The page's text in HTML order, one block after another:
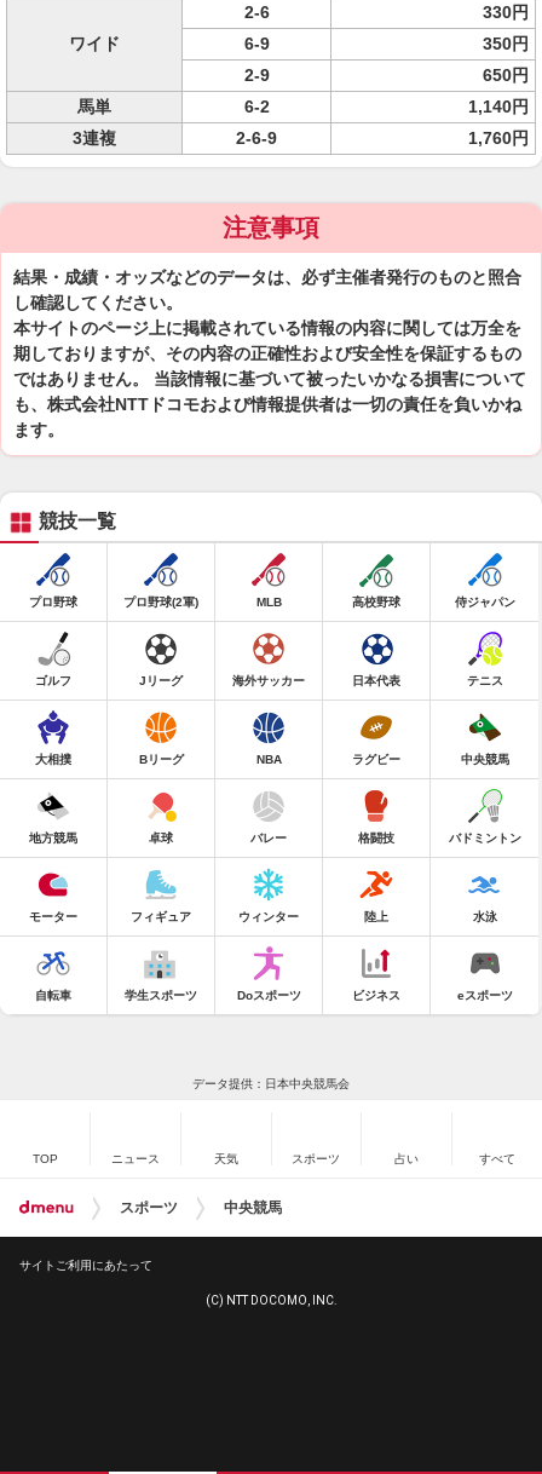
ワイド
2-6
330円
6-9
350円
2-9
650円
馬単
6-2
1,140円
3連複
2-6-9 1,760円
注意事項
結果・成績・オッズなどのデータは、必ず主催者発行のものと照合
し確認してください。
本サイトのページ上に掲載されている情報の内容に関しては万全を
期しておりますが、その内容の正確性および安全性を保証するもの
ではありません。 当該情報に基づいて被ったいかなる損害について
も、株式会社NTTドコモおよび情報提供者は一切の責任を負いかね
ます。
競技一覧
プロ野球 プロ野球(2軍) MLB 高校野球 侍ジャパン
ゴルフ Jリーグ 海外サッカー 日本代表 テニス
大相撲 Bリーグ NBA ラグビー 中央競馬
地方競馬 卓球 バレー 格闘技 バドミントン
モーター フィギュア ウィンター 陸上 水泳
自転車 学生スポーツ Doスポーツ ビジネス eスポーツ
データ提供：日本中央競馬会
TOP ニュース 天気 スポーツ 占い すべて
スポーツ 中央競馬
サイトご利用にあたって
(C) NTT DOCOMO, INC.